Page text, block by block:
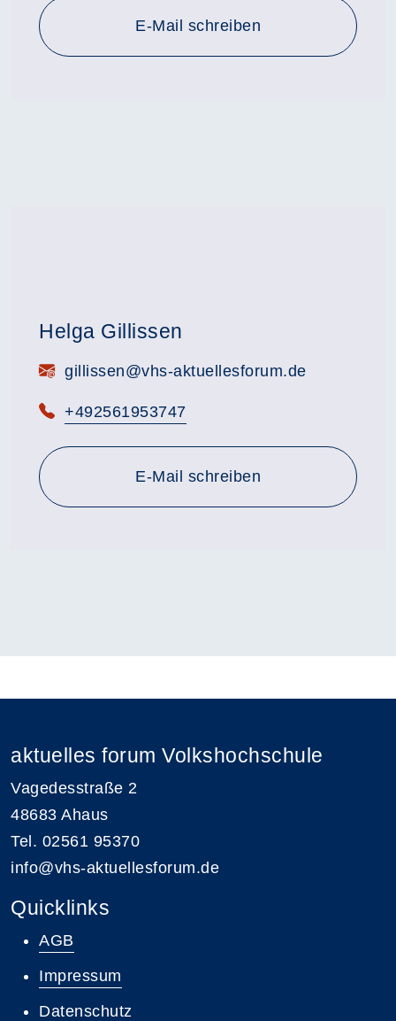
E-Mail schreiben
Helga Gillissen
E-Mail:gillissen@vhs-aktuellesforum.de
Telefon:
+492561953747
E-Mail schreiben
aktuelles forum Volkshochschule
Vagedesstraße 2
48683 Ahaus
Tel. 02561 95370
info@vhs-aktuellesforum.de
Quicklinks
AGB
Impressum
Datenschutz